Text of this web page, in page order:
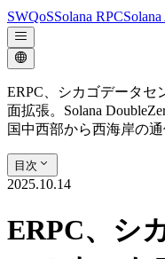
SWQoSSolana RPC
ERPC、シカゴデータセ
面拡張。Solana
国中西部から西海岸の
目次
2025.10.14
ERPC、シ